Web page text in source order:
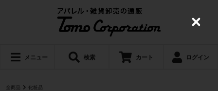
メニュー 検索 カート ログイン
全商品 化粧品
C